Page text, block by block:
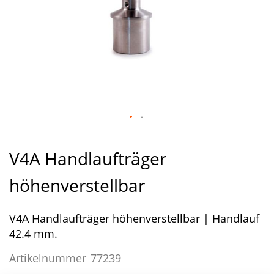
der
Bildergalerie
springen
V4A Handlaufträger
höhenverstellbar
V4A Handlaufträger höhenverstellbar | Handlauf
42.4 mm.
Artikelnummer 77239